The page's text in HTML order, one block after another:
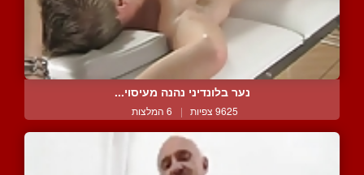
נער בלונדיני נהנה מעיסוי...
9625 צפיות | 6 המלצות